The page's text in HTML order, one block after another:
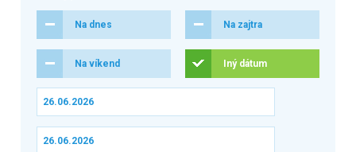
Na dnes Na zajtra
Na víkend Iný dátum